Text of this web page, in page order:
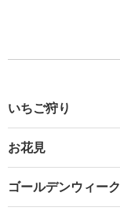
いちご狩り
お花見
ゴールデンウィーク